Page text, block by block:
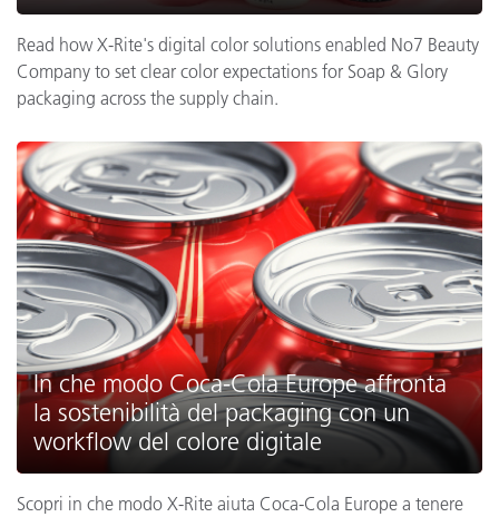
Read how X-Rite's digital color solutions enabled No7 Beauty
Company to set clear color expectations for Soap & Glory
packaging across the supply chain.
In che modo Coca-Cola Europe affronta
la sostenibilità del packaging con un
workflow del colore digitale
Scopri in che modo X-Rite aiuta Coca-Cola Europe a tenere